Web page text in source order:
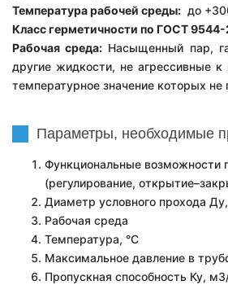
Температура рабочей среды: до
Класс герметичности по ГОСТ
Рабочая среда: Насыщенный пар,
другие жидкости, не агрессивные к
температурное значение которых
Параметры, необходимые
Функциональные возможности
(регулирование,
Диаметр условного прохода
Рабочая среда
Температура, °С
Максимальное давление в
Пропускная способность Ку,